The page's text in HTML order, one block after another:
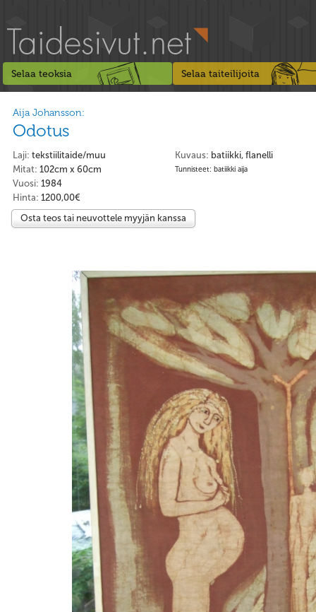
Selaa teoksia Selaa taiteilijoita
Aija Johansson:
Odotus
Kuvaus: batiikki, flanelli
Tunnisteet: batiikki aija
Laji: tekstiilitaide/muu
Mitat: 102cm x 60cm
Vuosi: 1984
Hinta: 1200,00€
Osta teos tai neuvottele myyjän kanssa